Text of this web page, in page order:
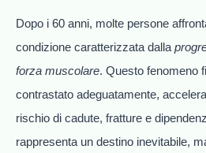
Dopo i 60 anni, molte persone
condizione caratterizzata dalla
forza muscolare. Questo fenomeno
contrastato adeguatamente,
rischio di cadute, fratture e
rappresenta un destino inevitabile,